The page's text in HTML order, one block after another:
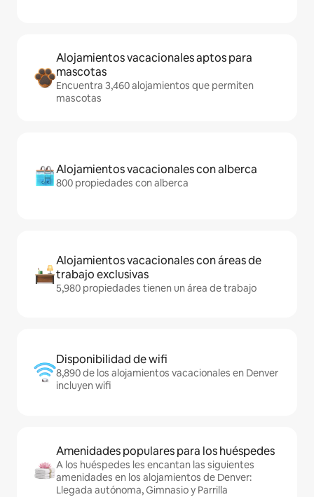
Alojamientos vacacionales aptos para
mascotas
Encuentra 3,460 alojamientos que permiten
mascotas
Alojamientos vacacionales con alberca
800 propiedades con alberca
Alojamientos vacacionales con áreas de
trabajo exclusivas
5,980 propiedades tienen un área de trabajo
Disponibilidad de wifi
8,890 de los alojamientos vacacionales en Denver
incluyen wifi
Amenidades populares para los huéspedes
A los huéspedes les encantan las siguientes
amenidades en los alojamientos de Denver:
Llegada autónoma, Gimnasio y Parrilla